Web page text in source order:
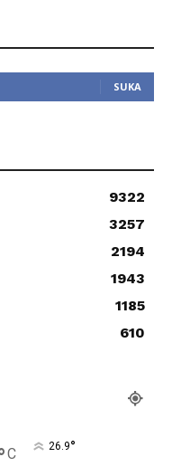
SUKA
9322
3257
2194
1943
1185
610
C 26.9°